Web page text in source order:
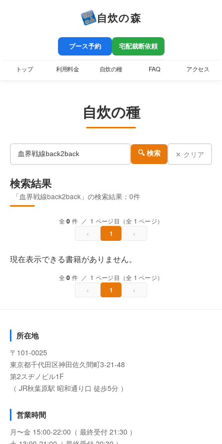
自炊の森
ブース予約 宅配裁断依頼
トップ 利用料金 自炊の種 FAQ アクセス
自炊の種
🔍 検索 ✕ クリア
検索結果
「血界戦線back2back」の検索結果：0件
全0 件 ／ 1 ページ目（全 1 ページ）
‹ 1 ›
現在表示できる書籍がありません。
全0 件 ／ 1 ページ目（全 1 ページ）
‹ 1 ›
所在地
〒101-0025
東京都千代田区神田佐久間町3-21-48
第2スヂノビル1F
（ JR秋葉原駅 昭和通り口 徒歩5分 ）
営業時間
月〜金 15:00-22:00（ 最終受付 21:30 ）